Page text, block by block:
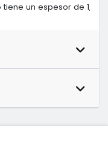
un espesor de 1,2